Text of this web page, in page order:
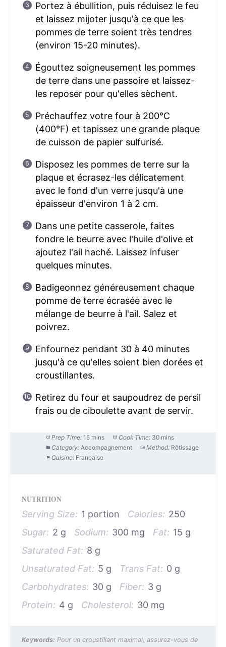
Portez à ébullition, puis réduisez le feu
et laissez mijoter jusqu'à ce que les
pommes de terre soient très tendres
(environ 15-20 minutes).
Égouttez soigneusement les pommes
de terre dans une passoire et laissez-
les reposer pour qu'elles sèchent.
Préchauffez votre four à 200°C
(400°F) et tapissez une grande plaque
de cuisson de papier sulfurisé.
Disposez les pommes de terre sur la
plaque et écrasez-les délicatement
avec le fond d'un verre jusqu'à une
épaisseur d'environ 1 à 2 cm.
Dans une petite casserole, faites
fondre le beurre avec l'huile d'olive et
ajoutez l'ail haché. Laissez infuser
quelques minutes.
Badigeonnez généreusement chaque
pomme de terre écrasée avec le
mélange de beurre à l'ail. Salez et
poivrez.
Enfournez pendant 30 à 40 minutes
jusqu'à ce qu'elles soient bien dorées et
croustillantes.
Retirez du four et saupoudrez de persil
frais ou de ciboulette avant de servir.
Prep Time: 15 mins Cook Time: 30 mins
Category: Accompagnement Method: Rôtissage
Cuisine: Française
NUTRITION
Serving Size: 1 portion Calories: 250
Sugar: 2 g Sodium: 300 mg Fat: 15 g
Saturated Fat: 8 g
Unsaturated Fat: 5 g Trans Fat: 0 g
Carbohydrates: 30 g Fiber: 3 g
Protein: 4 g Cholesterol: 30 mg
Keywords: Pour un croustillant maximal, assurez-vous de